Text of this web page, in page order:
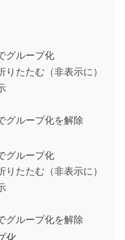
グループ化
たたむ（非表示に）
グループ化を解除
グループ化
たたむ（非表示に）
グループ化を解除